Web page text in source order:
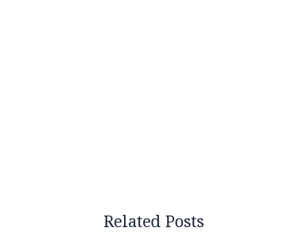
Related Posts